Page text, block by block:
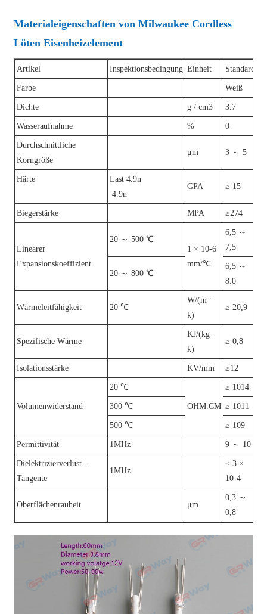
Materialeigenschaften von Milwaukee Cordless
Löten Eisenheizelement
Artikel Inspektionsbedingung Einheit Standard
Farbe Weiß
Dichte g / cm3 3.7
Wasseraufnahme % 0
Durchschnittliche
Korngröße
μm 3 ～ 5
Härte
Last 4.9n
4.9n
GPA ≥ 15
Biegerstärke MPA ≥274
Linearer
Expansionskoeffizient
20 ～ 500 ℃
1 × 10-6
mm/℃
6,5 ～
7,5
20 ～ 800 ℃
6,5 ～
8.0
Wärmeleitfähigkeit 20 ℃
W/(m ·
k)
≥ 20,9
Spezifische Wärme
KJ/(kg ·
k)
≥ 0,8
Isolationsstärke KV/mm ≥12
Volumenwiderstand
20 ℃
OHM.CM
≥ 1014
300 ℃ ≥ 1011
500 ℃ ≥ 109
Permittivität 1MHz 9 ～ 10
Dielektrizierverlust -
Tangente
1MHz
≤ 3 ×
10-4
Oberflächenrauheit μm
0,3 ～
0,8